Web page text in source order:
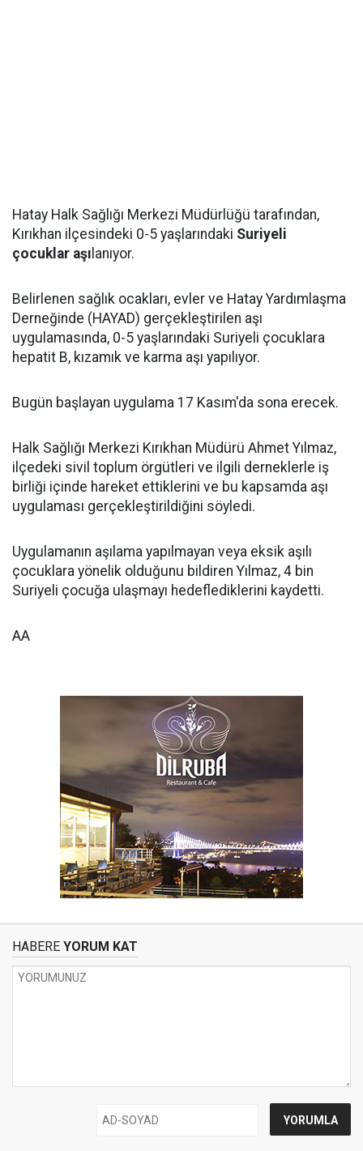
Hatay Halk Sağlığı Merkezi Müdürlüğü tarafından,
Kırıkhan ilçesindeki 0-5 yaşlarındaki Suriyeli
çocuklar aşı lanıyor.
Belirlenen sağlık ocakları, evler ve Hatay Yardımlaşma
Derneğinde (HAYAD) gerçekleştirilen aşı
uygulamasında, 0-5 yaşlarındaki Suriyeli çocuklara
hepatit B, kızamık ve karma aşı yapılıyor.
Bugün başlayan uygulama 17 Kasım'da sona erecek.
Halk Sağlığı Merkezi Kırıkhan Müdürü Ahmet Yılmaz,
ilçedeki sivil toplum örgütleri ve ilgili derneklerle iş
birliği içinde hareket ettiklerini ve bu kapsamda aşı
uygulaması gerçekleştirildiğini söyledi.
Uygulamanın aşılama yapılmayan veya eksik aşılı
çocuklara yönelik olduğunu bildiren Yılmaz, 4 bin
Suriyeli çocuğa ulaşmayı hedeflediklerini kaydetti.
AA
HABERE YORUM KAT